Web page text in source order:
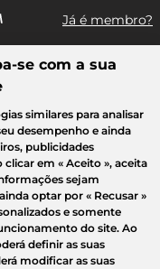
Já é membro?
uma venda...
Casa Criança Beleza
se com a sua
similares para analisar
desempenho e ainda
publicidades
clicar em « Aceito », aceita
sejam
optar por « Recusar »
e somente
do site. Ao
definir as suas
modificar as suas